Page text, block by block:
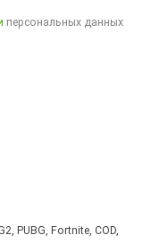
персональных данных
PUBG, Fortnite, COD,